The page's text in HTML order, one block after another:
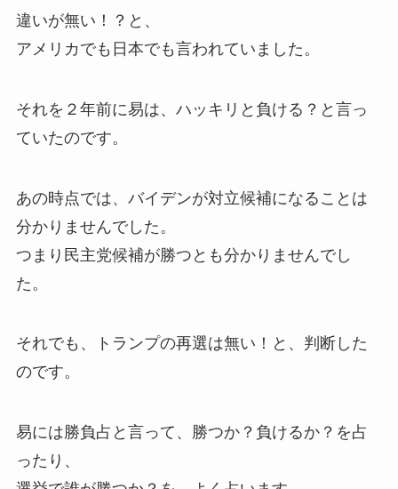
違いが無い！？と、
アメリカでも日本でも言われていました。
それを２年前に易は、ハッキリと負ける？と言っ
ていたのです。
あの時点では、バイデンが対立候補になることは
分かりませんでした。
つまり民主党候補が勝つとも分かりませんでし
た。
それでも、トランプの再選は無い！と、判断した
のです。
易には勝負占と言って、勝つか？負けるか？を占
ったり、